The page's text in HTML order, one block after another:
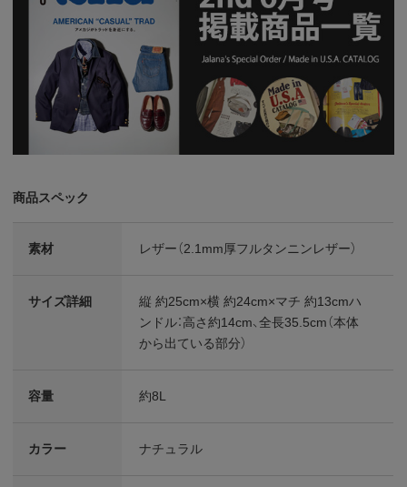
商品スペック
素材 レザー（2.1mm厚フルタンニンレザー）
サイズ詳細
縦 約25cm×横 約24cm×マチ 約13cmハ
ンドル：高さ約14cm、全長35.5cm（本体
から出ている部分）
容量 約8L
カラー ナチュラル